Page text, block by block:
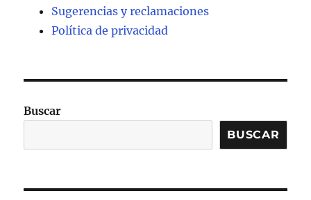
Sugerencias y reclamaciones
Política de privacidad
Buscar
BUSCAR